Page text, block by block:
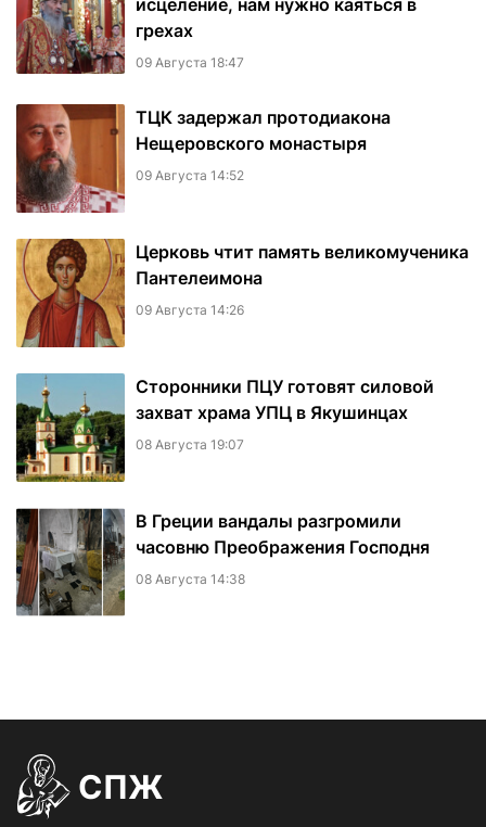
исцеление, нам нужно каяться в
грехах
09 Августа 18:47
ТЦК задержал протодиакона
Нещеровского монастыря
09 Августа 14:52
Церковь чтит память великомученика
Пантелеимона
09 Августа 14:26
Сторонники ПЦУ готовят силовой
захват храма УПЦ в Якушинцах
08 Августа 19:07
В Греции вандалы разгромили
часовню Преображения Господня
08 Августа 14:38
СПЖ